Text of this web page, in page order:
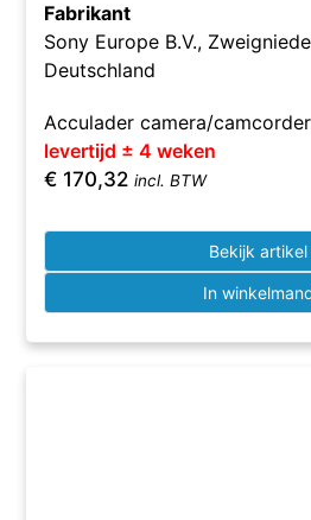
Fabrikant
Sony Europe B.V.,
Deutschland
Acculader camera/camcorder
levertijd ± 4 weken
€ 170,32 incl. BTW
Bekijk artikel
In